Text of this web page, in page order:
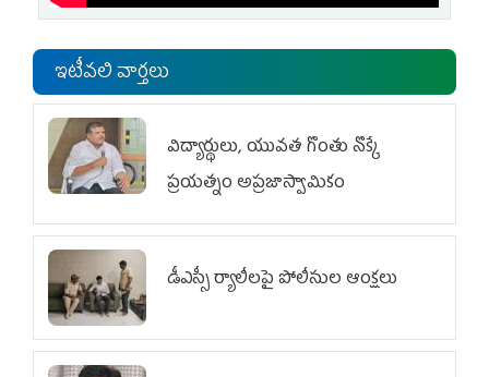
ఇటీవలి వార్తలు
విద్యార్థులు, యువత గొంతు నొక్కే
ప్రయత్నం అప్రజాస్వామికం
డీఎస్సీ ర్యాలీలపై పోలీసుల ఆంక్షలు